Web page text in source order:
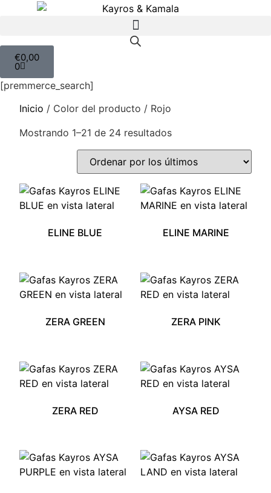
€0,00
0
[premmerce_search]
Inicio / Color del producto / Rojo
Mostrando 1–21 de 24 resultados
ELINE BLUE ELINE MARINE
ZERA GREEN ZERA PINK
ZERA RED AYSA RED